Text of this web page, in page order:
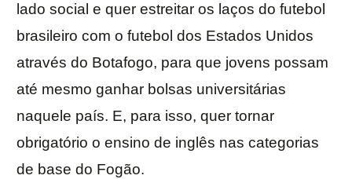
lado social e quer estreitar os laços do futebol
brasileiro com o futebol dos Estados Unidos
através do Botafogo, para que jovens possam
até mesmo ganhar bolsas universitárias
naquele país. E, para isso, quer tornar
obrigatório o ensino de inglês nas categorias
de base do Fogão.